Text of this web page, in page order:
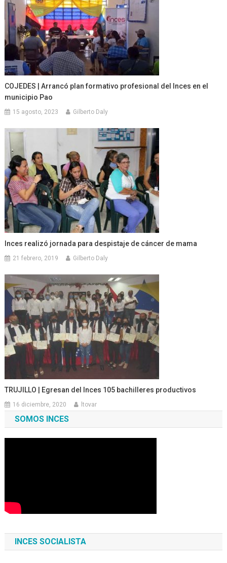
COJEDES | Arrancó plan formativo profesional del Inces en el
municipio Pao
15 agosto, 2023 Gilberto Daly
Inces realizó jornada para despistaje de cáncer de mama
21 febrero, 2019 Gilberto Daly
TRUJILLO | Egresan del Inces 105 bachilleres productivos
16 diciembre, 2020 ltovar
SOMOS INCES
INCES SOCIALISTA